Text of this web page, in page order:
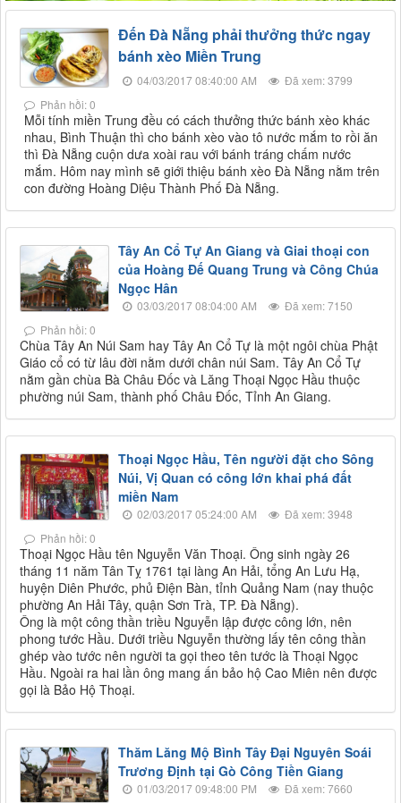
Đến Đà Nẵng phải thưởng thức ngay
bánh xèo Miền Trung
04/03/2017 08:40:00 AM
Đã xem: 3799
Phản hồi: 0
Mỗi tính miền Trung đều có cách thưởng thức bánh xèo khác
nhau, Bình Thuận thì cho bánh xèo vào tô nước mắm to rồi ăn
thì Đà Nẵng cuộn dưa xoài rau với bánh tráng chấm nước
mắm. Hôm nay mình sẽ giới thiệu bánh xèo Đà Nẵng nằm trên
con đường Hoàng Diệu Thành Phố Đà Nẵng.
Tây An Cổ Tự An Giang và Giai thoại con
của Hoàng Đế Quang Trung và Công Chúa
Ngọc Hân
03/03/2017 08:04:00 AM
Đã xem: 7150
Phản hồi: 0
Chùa Tây An Núi Sam hay Tây An Cổ Tự là một ngôi chùa Phật
Giáo cổ có từ lâu đời nằm dưới chân núi Sam. Tây An Cổ Tự
nằm gần chùa Bà Châu Đốc và Lăng Thoại Ngọc Hầu thuộc
phường núi Sam, thành phố Châu Đốc, Tỉnh An Giang.
Thoại Ngọc Hầu, Tên người đặt cho Sông
Núi, Vị Quan có công lớn khai phá đất
miền Nam
02/03/2017 05:24:00 AM
Đã xem: 3948
Phản hồi: 0
Thoại Ngọc Hầu tên Nguyễn Văn Thoại. Ông sinh ngày 26
tháng 11 năm Tân Tỵ 1761 tại làng An Hải, tổng An Lưu Hạ,
huyện Diên Phước, phủ Điện Bàn, tỉnh Quảng Nam (nay thuộc
phường An Hải Tây, quận Sơn Trà, TP. Đà Nẵng).
Ông là một công thần triều Nguyễn lập được công lớn, nên
phong tước Hầu. Dưới triều Nguyễn thường lấy tên công thần
ghép vào tước nên người ta gọi theo tên tước là Thoại Ngọc
Hầu. Ngoài ra hai lần ông mang ấn bảo hộ Cao Miên nên được
gọi là Bảo Hộ Thoại.
Thăm Lăng Mộ Bình Tây Đại Nguyên Soái
Trương Định tại Gò Công Tiền Giang
01/03/2017 09:48:00 PM
Đã xem: 7660